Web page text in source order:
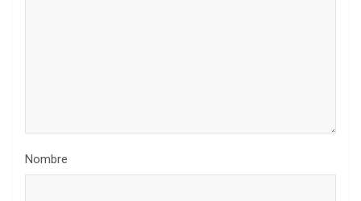
Nombre